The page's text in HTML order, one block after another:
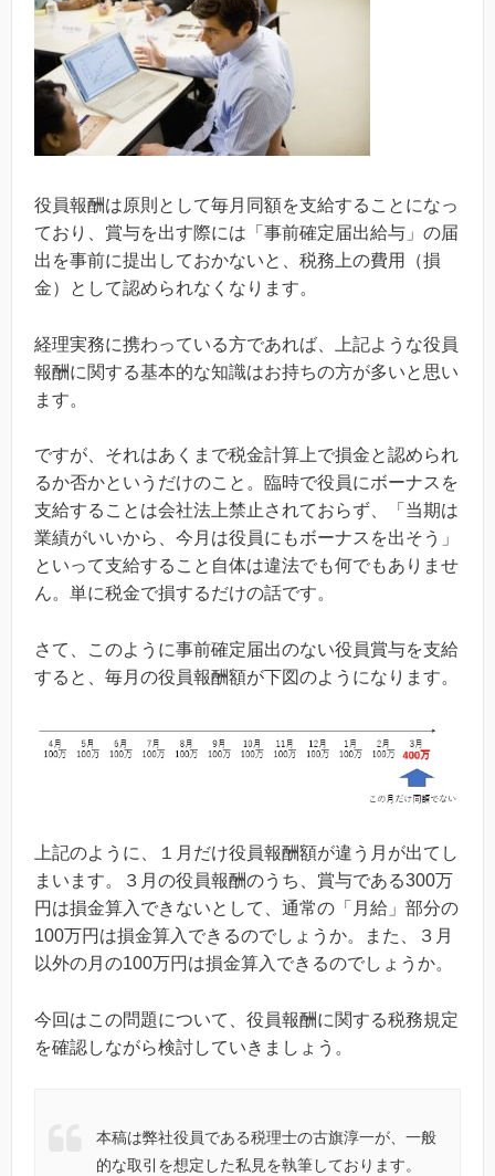
役員報酬は原則として毎月同額を支給することになっ
ており、賞与を出す際には「事前確定届出給与」の届
出を事前に提出しておかないと、税務上の費用（損
金）として認められなくなります。
経理実務に携わっている方であれば、上記ような役員
報酬に関する基本的な知識はお持ちの方が多いと思い
ます。
ですが、それはあくまで税金計算上で損金と認められ
るか否かというだけのこと。臨時で役員にボーナスを
支給することは会社法上禁止されておらず、「当期は
業績がいいから、今月は役員にもボーナスを出そう」
といって支給すること自体は違法でも何でもありませ
ん。単に税金で損するだけの話です。
さて、このように事前確定届出のない役員賞与を支給
すると、毎月の役員報酬額が下図のようになります。
上記のように、１月だけ役員報酬額が違う月が出てし
まいます。３月の役員報酬のうち、賞与である300万
円は損金算入できないとして、通常の「月給」部分の
100万円は損金算入できるのでしょうか。また、３月
以外の月の100万円は損金算入できるのでしょうか。
今回はこの問題について、役員報酬に関する税務規定
を確認しながら検討していきましょう。
本稿は弊社役員である税理士の古旗淳一が、一般
的な取引を想定した私見を執筆しております。